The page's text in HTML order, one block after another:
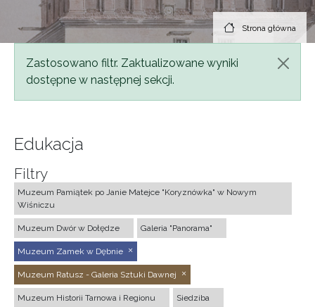
Strona główna
Komunikat
Zastosowano filtr. Zaktualizowane wyniki
dostępne w następnej sekcji.
Edukacja
Filtry
Muzeum Pamiątek po Janie Matejce "Koryznówka" w Nowym
Wiśniczu
Muzeum Dwór w Dołędze Galeria "Panorama"
Muzeum Zamek w Dębnie
Muzeum Ratusz - Galeria Sztuki Dawnej
Muzeum Historii Tarnowa i Regionu Siedziba